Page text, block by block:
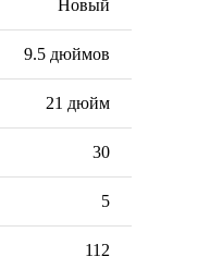
Новый
9.5 дюймов
21 дюйм
30
5
112